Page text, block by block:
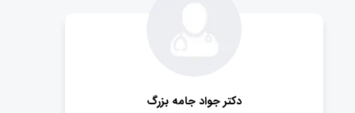
دکتر جواد جامه بزرگ